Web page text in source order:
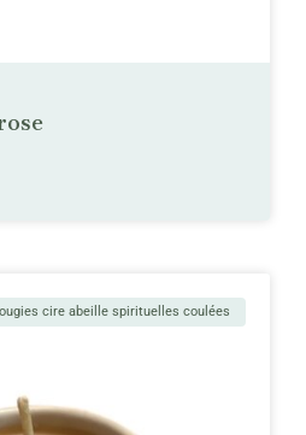
cire abeille spirituelles coulées